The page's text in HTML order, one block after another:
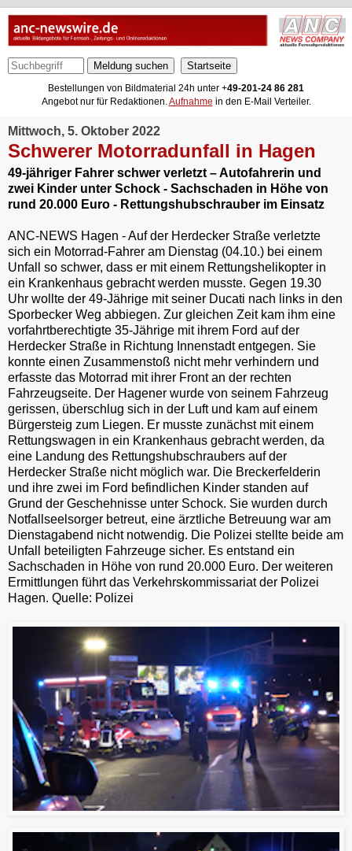
Meldung suchen
Bestellungen von Bildmaterial 24h unter +49-201-24 86 281
Angebot nur für Redaktionen.Aufnahme in den E-Mail Verteiler.
Mittwoch, 5. Oktober 2022
Schwerer Motorradunfall in Hagen
49-jähriger Fahrer schwer verletzt – Autofahrerin und
zwei Kinder unter Schock - Sachschaden in Höhe von
rund 20.000 Euro - Rettungshubschrauber im Einsatz
ANC-NEWS Hagen - Auf der Herdecker Straße verletzte
sich ein Motorrad-Fahrer am Dienstag (04.10.) bei einem
Unfall so schwer, dass er mit einem Rettungshelikopter in
ein Krankenhaus gebracht werden musste. Gegen 19.30
Uhr wollte der 49-Jährige mit seiner Ducati nach links in den
Sporbecker Weg abbiegen. Zur gleichen Zeit kam ihm eine
vorfahrtberechtigte 35-Jährige mit ihrem Ford auf der
Herdecker Straße in Richtung Innenstadt entgegen. Sie
konnte einen Zusammenstoß nicht mehr verhindern und
erfasste das Motorrad mit ihrer Front an der rechten
Fahrzeugseite. Der Hagener wurde von seinem Fahrzeug
gerissen, überschlug sich in der Luft und kam auf einem
Bürgersteig zum Liegen. Er musste zunächst mit einem
Rettungswagen in ein Krankenhaus gebracht werden, da
eine Landung des Rettungshubschraubers auf der
Herdecker Straße nicht möglich war. Die Breckerfelderin
und ihre zwei im Ford befindlichen Kinder standen auf
Grund der Geschehnisse unter Schock. Sie wurden durch
Notfallseelsorger betreut, eine ärztliche Betreuung war am
Dienstagabend nicht notwendig. Die Polizei stellte beide am
Unfall beteiligten Fahrzeuge sicher. Es entstand ein
Sachschaden in Höhe von rund 20.000 Euro. Der weiteren
Ermittlungen führt das Verkehrskommissariat der Polizei
Hagen. Quelle: Polizei